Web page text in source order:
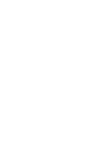
öllöslichen
schnelles
71 mm